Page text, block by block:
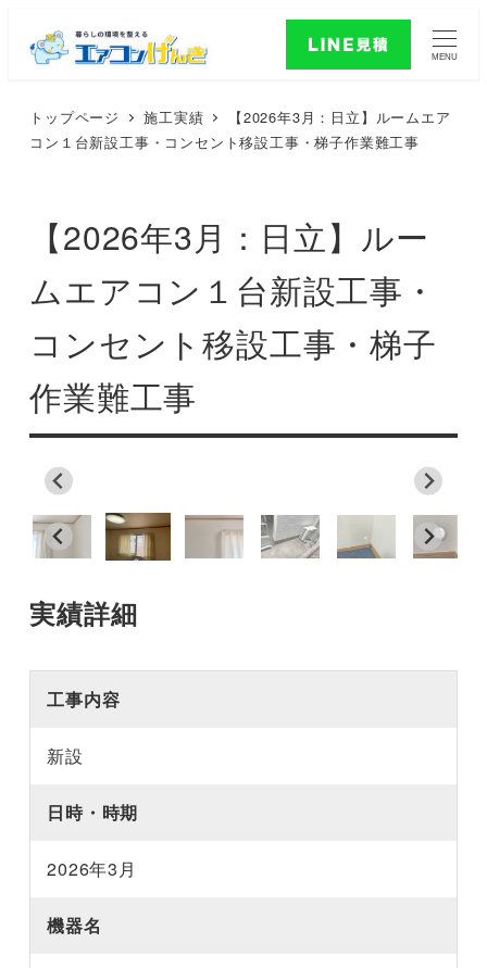
MENU
トップページ 施工実績
【2026年3月：日立】ルームエア
コン１台新設工事・コンセント移設工事・梯子作業難工事
【2026年3月：日立】ルー
ムエアコン１台新設工事・
コンセント移設工事・梯子
作業難工事
実績詳細
工事内容
新設
日時・時期
2026年3月
機器名